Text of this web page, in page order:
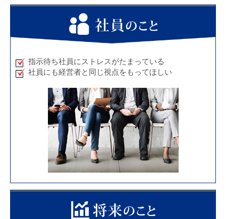
指示待ち社員にストレスがたまっている
社員にも経営者と同じ視点をもってほしい